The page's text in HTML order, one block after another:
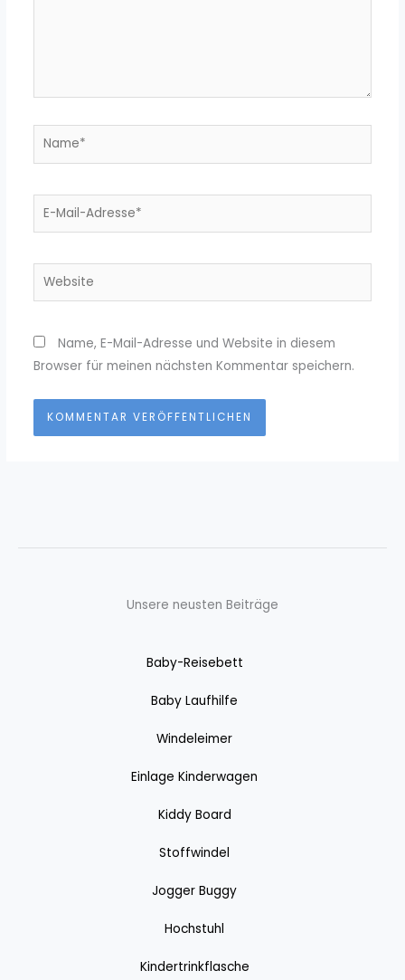
Name*
E-
Website
Name, E-Mail-Adresse und Website in diesem
Browser für meinen nächsten Kommentar speichern.
Unsere neusten Beiträge
Baby-Reisebett
Baby Laufhilfe
Windeleimer
Einlage Kinderwagen
Kiddy Board
Stoffwindel
Jogger Buggy
Hochstuhl
Kindertrinkflasche